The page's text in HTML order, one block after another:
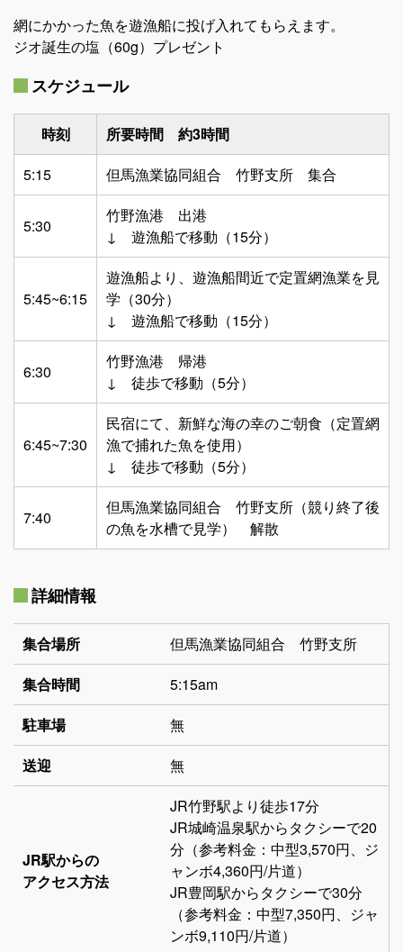
網にかかった魚を遊漁船に投げ入れてもらえます。
ジオ誕生の塩（60g）プレゼント
スケジュール
時刻
所要時間 約3時間
5:15
但馬漁業協同組合 竹野支所 集合
5:30
竹野漁港 出港
↓ 遊漁船で移動（15分）
5:45~6:15
遊漁船より、遊漁船間近で定置網漁業を見
学（30分）
↓ 遊漁船で移動（15分）
6:30
竹野漁港 帰港
↓ 徒歩で移動（5分）
6:45~7:30
民宿にて、新鮮な海の幸のご朝食（定置網
漁で捕れた魚を使用）
↓ 徒歩で移動（5分）
7:40
但馬漁業協同組合 竹野支所（競り終了後
の魚を水槽で見学） 解散
詳細情報
集合場所
但馬漁業協同組合 竹野支所
集合時間
5:15am
駐車場
無
送迎
無
JR駅からの
アクセス方法
JR竹野駅より徒歩17分
JR城崎温泉駅からタクシーで20
分（参考料金：中型3,570円、ジ
ャンボ4,360円/片道）
JR豊岡駅からタクシーで30分
（参考料金：中型7,350円、ジャ
ンボ9,110円/片道）